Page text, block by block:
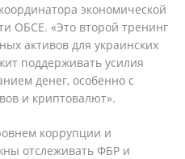
экономической
ОБСЕ. «Это второй тренинг
активов для украинских
поддерживать усилия
денег, особенно с
и криптовалют».
коррупции и
отслеживать ФБР и